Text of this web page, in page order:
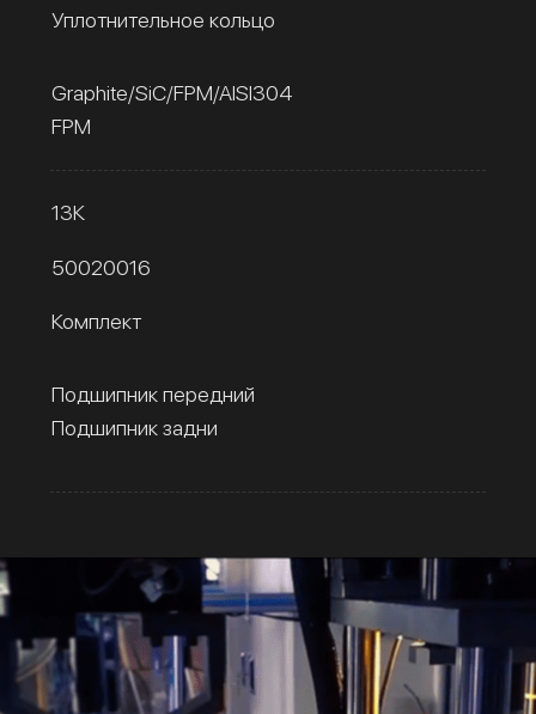
Уплотнительное кольцо
Graphite/SiC/FPM/AISI304
FPM
13К
50020016
Комплект
Подшипник передний
Подшипник задни